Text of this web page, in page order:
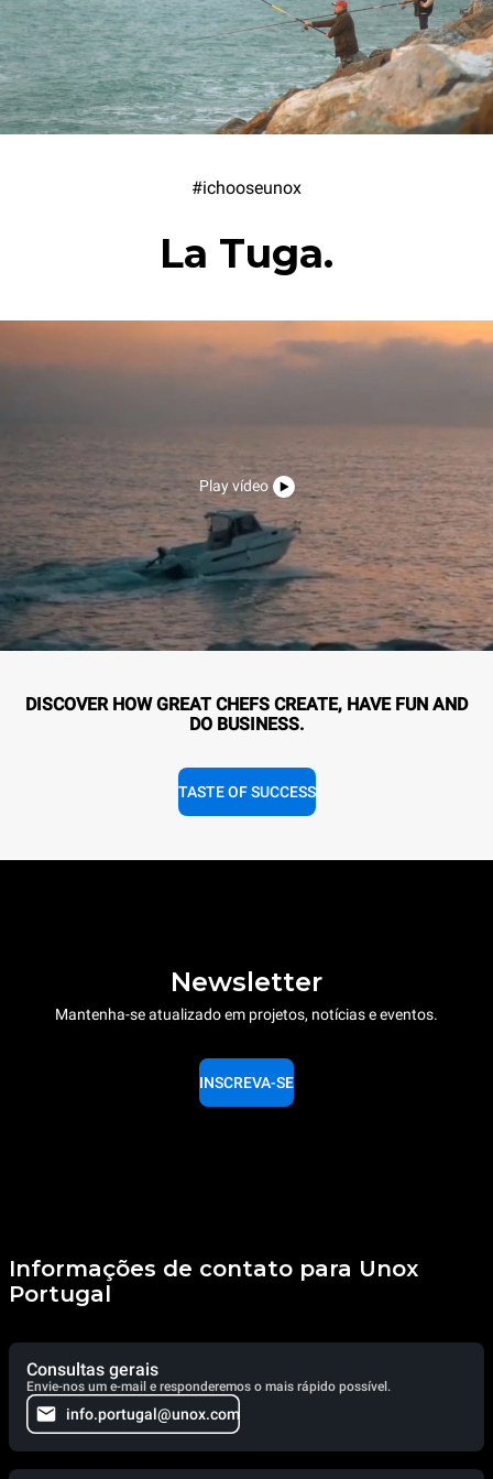
#ichooseunox
La Tuga.
Play vídeo
DISCOVER HOW GREAT CHEFS CREATE, HAVE FUN AND
DO BUSINESS.
TASTE OF SUCCESS
Newsletter
Mantenha-se atualizado em projetos, notícias e eventos.
INSCREVA-SE
Informações de contato para Unox
Portugal
Consultas gerais
Envie-nos um e-mail e responderemos o mais rápido possível.
info.portugal@unox.com